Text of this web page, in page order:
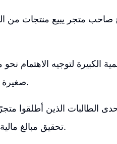
متجر يبيع منتجات من
الكبيرة لتوجيه الاهتمام
صغيرة من الناس؛ فهذا لا يمنع من تحقيق أرباح كبيرة.
الطالبات الذين أطلقوا
تحقيق مبالغ مالية كبيرة بعد أن لاحظت فرصة سوقية في بلادها.